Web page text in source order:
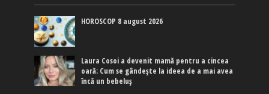
HOROSCOP 8 august 2026
Laura Cosoi a devenit mamă pentru a cincea
oară: Cum se gândește la ideea de a mai avea
încă un bebeluș